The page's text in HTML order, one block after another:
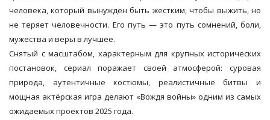
человека, который вынужден быть жестким, чтобы выжить, но
не теряет человечности. Его путь — это путь сомнений, боли,
мужества и веры в лучшее.
Снятый с масштабом, характерным для крупных исторических
постановок, сериал поражает своей атмосферой: суровая
природа, аутентичные костюмы, реалистичные битвы и
мощная актёрская игра делают «Вождя войны» одним из самых
ожидаемых проектов 2025 года.